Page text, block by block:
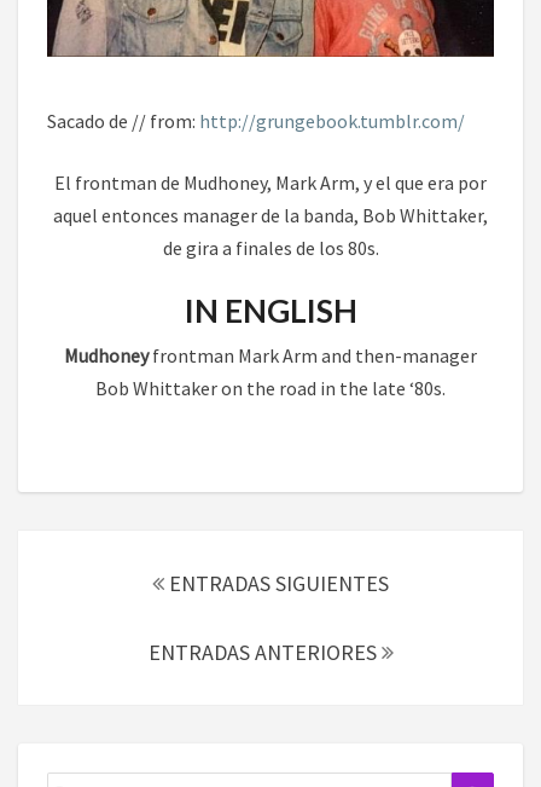
Sacado de // from: http://grungebook.tumblr.com/
El frontman de Mudhoney, Mark Arm, y el que era por
aquel entonces manager de la banda, Bob Whittaker,
de gira a finales de los 80s.
IN ENGLISH
Mudhoneyfrontman Mark Arm and then-manager
Bob Whittaker on the road in the late ‘80s.
ENTRADAS SIGUIENTES
ENTRADAS ANTERIORES